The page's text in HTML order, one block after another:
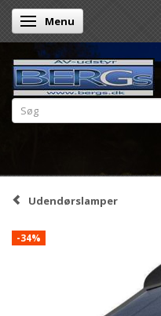
Skifte navigation
Menu
Udendørslamper
-34%